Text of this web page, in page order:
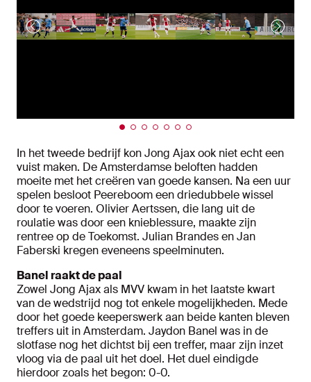
In het tweede bedrijf kon Jong Ajax ook niet echt een
vuist maken. De Amsterdamse beloften hadden
moeite met het creëren van goede kansen. Na een uur
spelen besloot Peereboom een driedubbele wissel
door te voeren. Olivier Aertssen, die lang uit de
roulatie was door een knieblessure, maakte zijn
rentree op de Toekomst. Julian Brandes en Jan
Faberski kregen eveneens speelminuten.
Banel raakt de paal
Zowel Jong Ajax als MVV kwam in het laatste kwart
van de wedstrijd nog tot enkele mogelijkheden. Mede
door het goede keeperswerk aan beide kanten bleven
treffers uit in Amsterdam. Jaydon Banel was in de
slotfase nog het dichtst bij een treffer, maar zijn inzet
vloog via de paal uit het doel. Het duel eindigde
hierdoor zoals het begon: 0-0.